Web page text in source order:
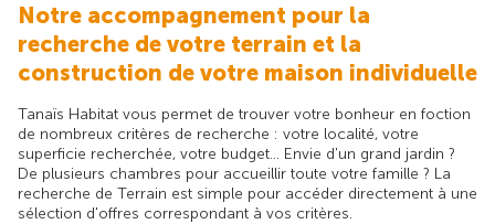
Notre accompagnement pour la
recherche de votre terrain et la
construction de votre maison individuelle
Tanaïs Habitat vous permet de trouver votre bonheur en foction
de nombreux critères de recherche : votre localité, votre
superficie recherchée, votre budget... Envie d'un grand jardin ?
De plusieurs chambres pour accueillir toute votre famille ? La
recherche de Terrain est simple pour accéder directement à une
sélection d'offres correspondant à vos critères.